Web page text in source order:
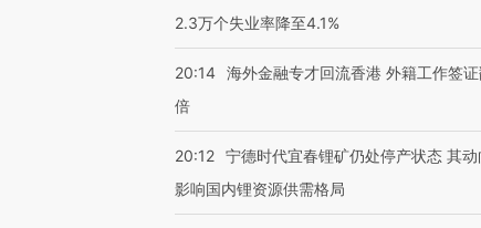
2.3万个失业率降至4.1%
20:14 海外金融专才回流香港 外籍工作签
倍
20:12 宁德时代宜春锂矿仍处停产状态 其动
影响国内锂资源供需格局